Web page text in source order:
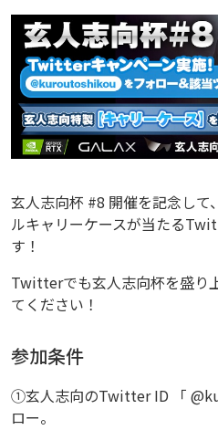
玄人志向杯 #8 開催を記念して
ルキャリーケースが当たる
す！
Twitterでも玄人志向杯を盛り
てください！
参加条件
①玄人志向のTwitter ID 「
ロー。